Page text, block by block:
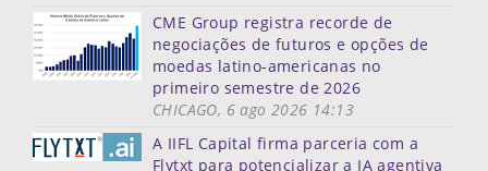
CME Group registra recorde de
negociações de futuros e opções de
moedas latino-americanas no
primeiro semestre de 2026
CHICAGO, 6 ago 2026 14:13
A IIFL Capital firma parceria com a
Flytxt para potencializar a IA agentiva